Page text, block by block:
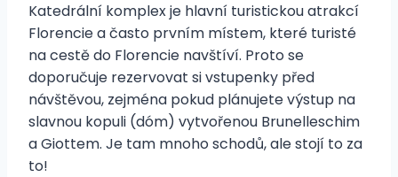
Katedrální komplex je hlavní turistickou atrakcí
Florencie a často prvním místem, které turisté
na cestě do Florencie navštíví. Proto se
doporučuje rezervovat si vstupenky před
návštěvou, zejména pokud plánujete výstup na
slavnou kopuli (dóm) vytvořenou Brunelleschim
a Giottem. Je tam mnoho schodů, ale stojí to za
to!